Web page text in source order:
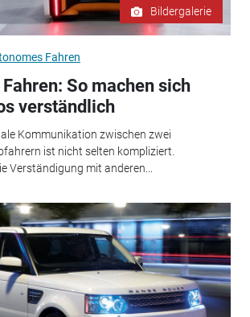
Bildergalerie
Fahren
So machen sich
verständlich
Kommunikation zwischen zwei
ist nicht selten kompliziert.
Verständigung mit anderen...